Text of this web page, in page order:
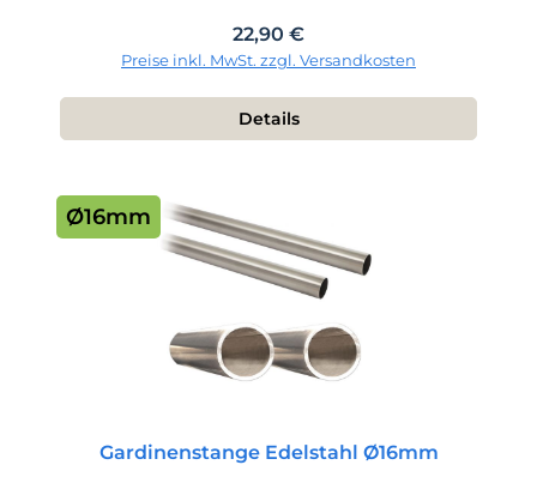
Regulärer Preis:
22,90 €
Preise inkl. MwSt. zzgl. Versandkosten
Details
Ø16mm
Gardinenstange Edelstahl Ø16mm